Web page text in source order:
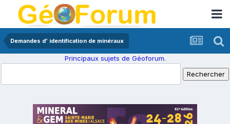
Demandes d' identification de minéraux
Principaux sujets de Géoforum.